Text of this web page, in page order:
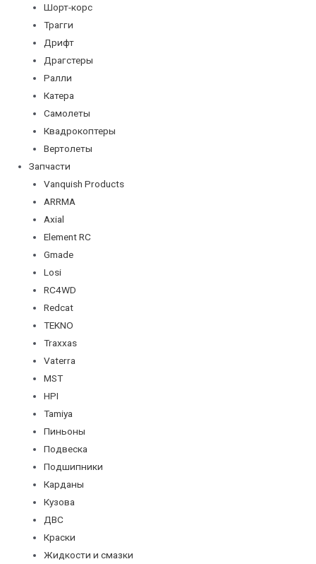
Шорт-корс
Трагги
Дрифт
Драгстеры
Ралли
Катера
Самолеты
Квадрокоптеры
Вертолеты
Запчасти
Vanquish Products
ARRMA
Axial
Element RC
Gmade
Losi
RC4WD
Redcat
TEKNO
Traxxas
Vaterra
MST
HPI
Tamiya
Пиньоны
Подвеска
Подшипники
Карданы
Кузова
ДВС
Краски
Жидкости и смазки